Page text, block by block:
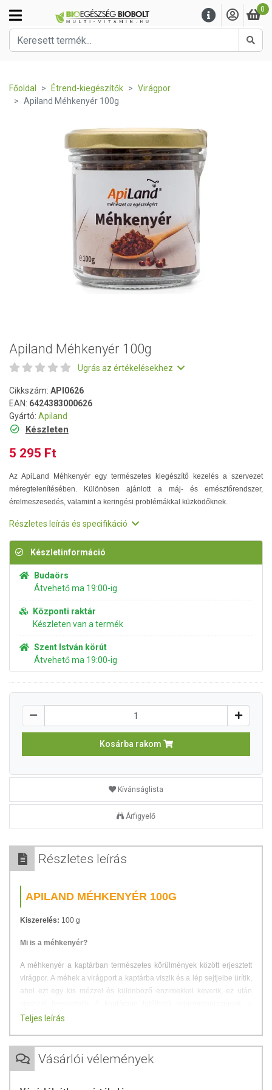
0
Főoldal Étrend-kiegészítők
Virágpor
Apiland Méhkenyér 100g
Apiland Méhkenyér 100g
Ugrás az értékelésekhez
Cikkszám: API0626
EAN: 6424383000626
Gyártó: Apiland
Készleten
5 295 Ft
Az ApiLand Méhkenyér egy természetes kiegészítő kezelés a szervezet
méregtelenítésében. Különösen ajánlott a máj- és emésztőrendszer,
érelmeszesedés, valamint a keringési problémákkal küzködőknek.
Részletes leírás és specifikáció
Készletinformáció
Budaörs
Átvehető ma 19:00-ig
Központi raktár
Készleten van a termék
Szent István körút
Átvehető ma 19:00-ig
Kosárba rakom
Kívánságlista
Árfigyelő
Részletes leírás
APILAND MÉHKENYÉR 100G
Kiszerelés: 100 g
Mi is a méhkenyér?
A méhkenyér a kaptárban természetes körülmények között erjesztett
virágpor. A méhek a virágport a kaptárba viszik és a lép sejtjeibe ürítik,
ahol ezt egy kis mézzel és különböző enzimekkel keverik, ez után
hőmérséklet és a páratartalom hatására a virágpor egy sor biokémiai
A méhkenyér, a méhek alapeledele, ezért is nevezik a méhek
Teljes leírás
Vásárlói vélemények